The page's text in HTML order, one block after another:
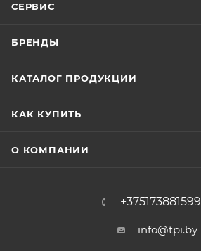
СЕРВИС
БРЕНДЫ
КАТАЛОГ ПРОДУКЦИИ
КАК КУПИТЬ
О КОМПАНИИ
+375173881599
info@tpi.by